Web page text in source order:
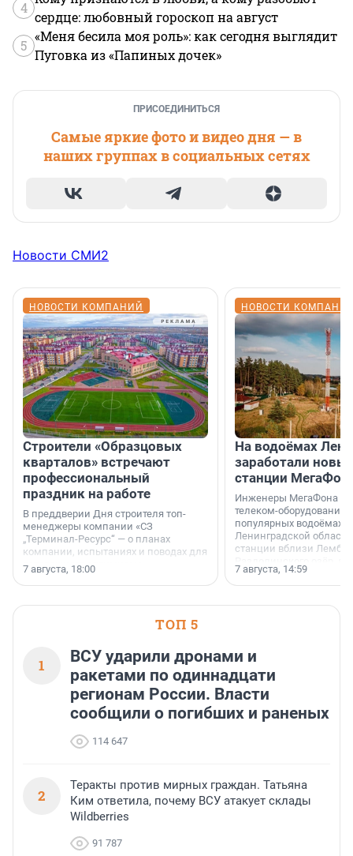
4
сердце: любовный гороскоп на август
5
«Меня бесила моя роль»: как сегодня выглядит
Пуговка из «Папиных дочек»
ПРИСОЕДИНИТЬСЯ
Самые яркие фото и видео дня — в
наших группах в социальных сетях
Новости СМИ2
НОВОСТИ КОМПАНИЙ
Строители «Образцовых
кварталов» встречают
профессиональный
праздник на работе
В преддверии Дня строителя топ-
менеджеры компании «СЗ
„Терминал-Ресурс“ — о планах
компании, испытаниях и поводах для
осторожного оптимизма.
7 августа, 18:00
НОВОСТИ
На водоёмах
заработали
станции
Инженеры МегаФона
телеком-оборудование
популярных водоёмах
Ленинградской
станции вблизи
недалеко от Большого
водопада.
7 августа, 14:59
ТОП 5
1
ВСУ ударили дронами и
ракетами по одиннадцати
регионам России. Власти
сообщили о погибших и раненых
114 647
2
Теракты против мирных граждан. Татьяна
Ким ответила, почему ВСУ атакует склады
Wildberries
91 787